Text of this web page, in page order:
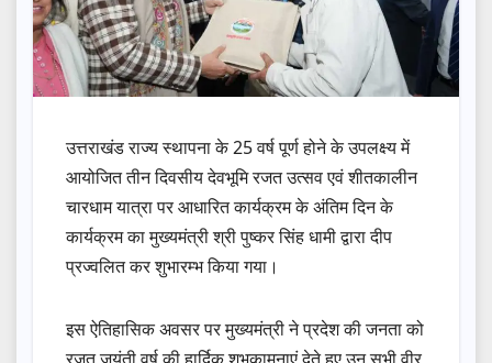
उत्तराखंड राज्य स्थापना के 25 वर्ष पूर्ण होने के उपलक्ष्य में
आयोजित तीन दिवसीय देवभूमि रजत उत्सव एवं शीतकालीन
चारधाम यात्रा पर आधारित कार्यक्रम के अंतिम दिन के
कार्यक्रम का मुख्यमंत्री श्री पुष्कर सिंह धामी द्वारा दीप
प्रज्वलित कर शुभारम्भ किया गया।
इस ऐतिहासिक अवसर पर मुख्यमंत्री ने प्रदेश की जनता को